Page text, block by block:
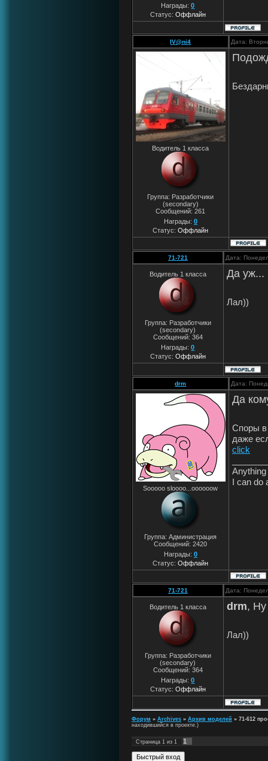
Награды:0
Статус: Оффлайн
IV@ni4 Дата:
Водитель 1 класса
Группа: Разработчики
(secondary)
Сообщений:261
Награды: 0
Статус:Оффлайн
71-721 Дата:
Водитель 1 класса
Группа: Разработчики
(secondary)
Сообщений: 364
Награды:0
Статус: Оффлайн
Да уж...
Лал))
drm Дата:
Sooooo sloooo...oooooow
Группа: Администрация
Сообщений:2420
Награды: 0
Статус:Оффлайн
Да
Споры в
даже
click
I can do
71-721 Дата:
Водитель 1 класса
Группа: Разработчики
(secondary)
Сообщений: 364
Награды:0
Статус: Оффлайн
drm, Ну
Лал))
Форум » Archives » Архив моделей » 71-612
находившийся в проекте.)
Страница 1 из 1 1